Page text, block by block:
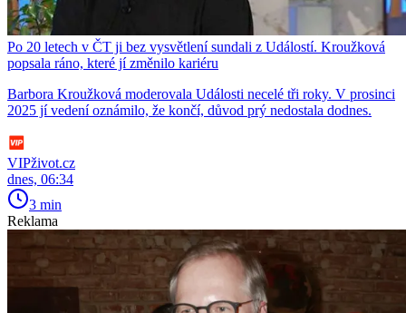
Po 20 letech v ČT ji bez vysvětlení sundali z Událostí. Kroužková
popsala ráno, které jí změnilo kariéru
Barbora Kroužková moderovala Události necelé tři roky. V prosinci
2025 jí vedení oznámilo, že končí, důvod prý nedostala dodnes.
VIPživot.cz
dnes, 06:34
3 min
Reklama